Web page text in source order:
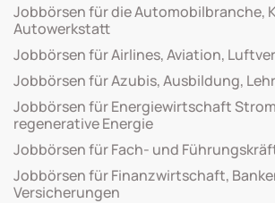
Jobbörsen für die Automobilbranche,
Autowerkstatt
Jobbörsen für Airlines, Aviation,
Jobbörsen für Azubis, Ausbildung,
Jobbörsen für Energiewirtschaft
regenerative Energie
Jobbörsen für Fach- und
Jobbörsen für Finanzwirtschaft,
Versicherungen